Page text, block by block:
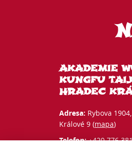
AKADEMIE
KUNGFU
HRADEC
Adresa: Rybova
Králové 9 (mapa)
Telefon: +420 776